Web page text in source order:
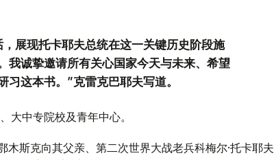
展现托卡耶夫总统在这一关键历史阶段施
我诚挚邀请所有关心国家今天与未来、希望
这本书。”克雷克巴耶夫写道。
大中专院校及青年中心。
木斯克向其父亲、第二次世界大战老兵科梅尔·托卡耶夫